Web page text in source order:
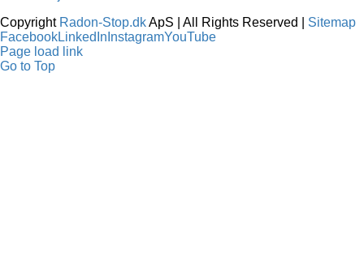
Copyright Radon-Stop.dkApS | All Rights Reserved | Sitemap
FacebookLinkedIn InstagramYouTube
Page load link
Go to Top